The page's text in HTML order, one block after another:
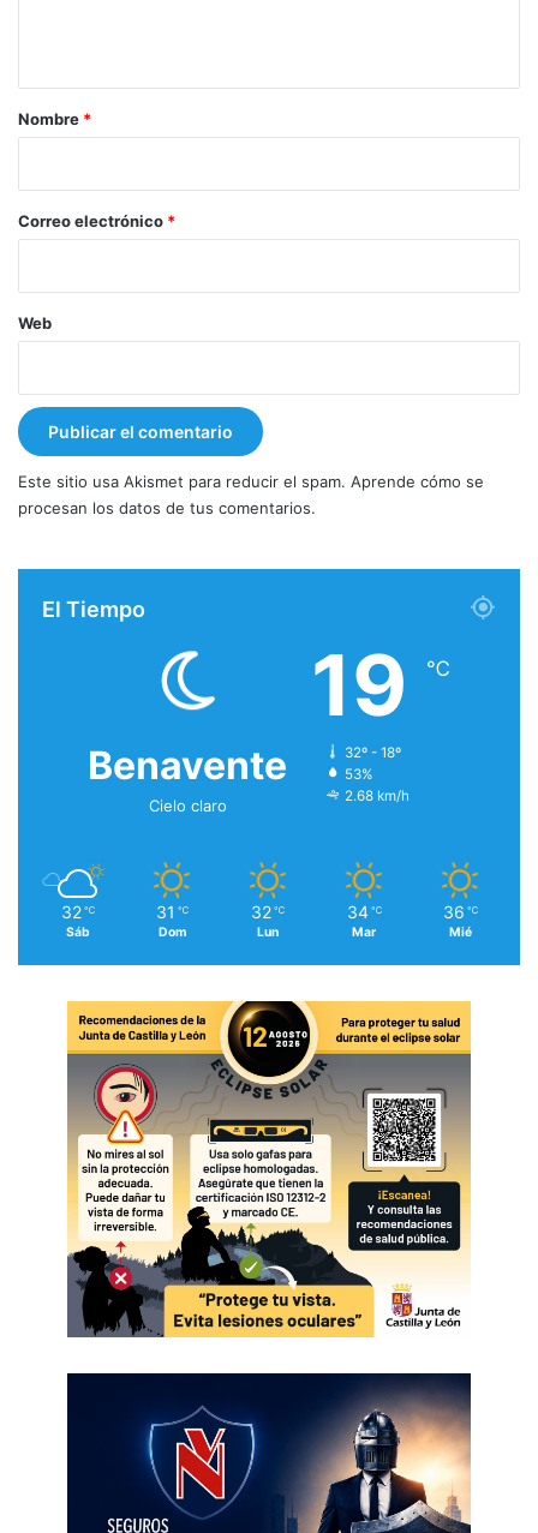
r
*
Nombre *
Correo electrónico *
Web
Este sitio usa Akismet para reducir el spam. Aprende cómo se
procesan los datos de tus comentarios.
El Tiempo
Benavente
Cielo claro
19 ℃
32º - 18º
53%
2.68 km/h
32 ℃
Sáb
31 ℃
Dom
32 ℃
Lun
34 ℃
Mar
36 ℃
Mié